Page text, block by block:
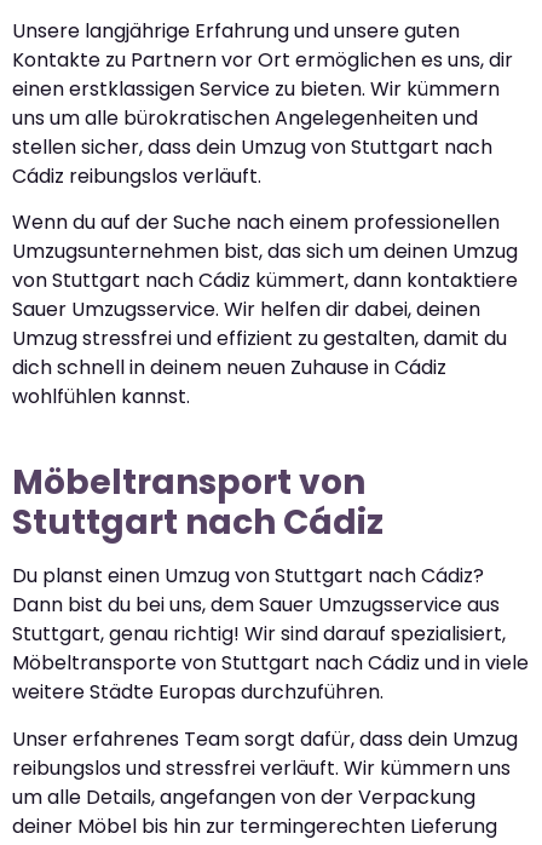
Unsere langjährige Erfahrung und unsere guten
Kontakte zu Partnern vor Ort ermöglichen es uns, dir
einen erstklassigen Service zu bieten. Wir kümmern
uns um alle bürokratischen Angelegenheiten und
stellen sicher, dass dein Umzug von Stuttgart nach
Cádiz reibungslos verläuft.
Wenn du auf der Suche nach einem professionellen
Umzugsunternehmen bist, das sich um deinen Umzug
von Stuttgart nach Cádiz kümmert, dann kontaktiere
Sauer Umzugsservice. Wir helfen dir dabei, deinen
Umzug stressfrei und effizient zu gestalten, damit du
dich schnell in deinem neuen Zuhause in Cádiz
wohlfühlen kannst.
Möbeltransport von
Stuttgart nach Cádiz
Du planst einen Umzug von Stuttgart nach Cádiz?
Dann bist du bei uns, dem Sauer Umzugsservice aus
Stuttgart, genau richtig! Wir sind darauf spezialisiert,
Möbeltransporte von Stuttgart nach Cádiz und in viele
weitere Städte Europas durchzuführen.
Unser erfahrenes Team sorgt dafür, dass dein Umzug
reibungslos und stressfrei verläuft. Wir kümmern uns
um alle Details, angefangen von der Verpackung
deiner Möbel bis hin zur termingerechten Lieferung